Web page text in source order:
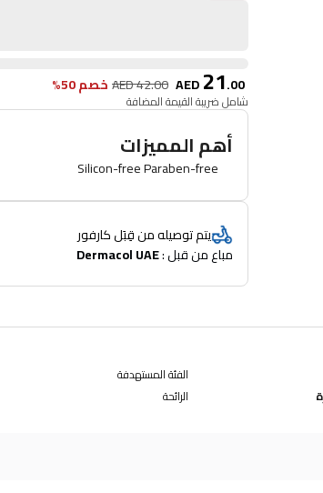
AED21.00
AED42.00 خصم 50%
شامل ضريبة القيمة المضافة
أهم المميزات
Silicon-free Paraben-free
يتم توصيله من قِبَل كارفور
مباع من قبل : Dermacol UAE
الفئة المستهدفة
الرائحة